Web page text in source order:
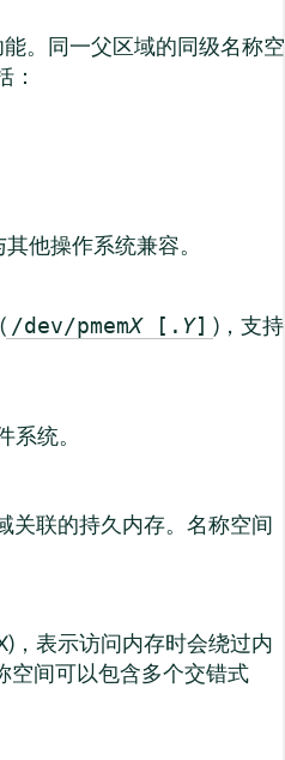
。同一父区域的同级名称空
：
他操作系统兼容。
/dev/pmemX[. Y] )，支持
统。
关联的持久内存。名称空间
，表示访问内存时会绕过内
空间可以包含多个交错式